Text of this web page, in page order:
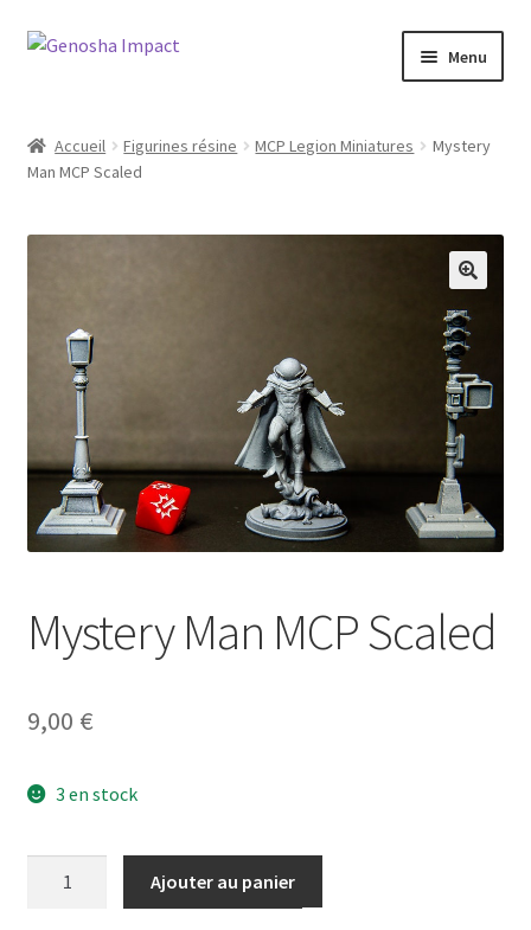
Aller
navigation
Aller
Menu
Cart
Checkout
Shop
Wishlist
Accueil Figurines résine MCP Legion Miniatures
Mystery
Man MCP Scaled
Mystery Man MCP Scaled
9,00 €
3 en stock
Ajouter au panier